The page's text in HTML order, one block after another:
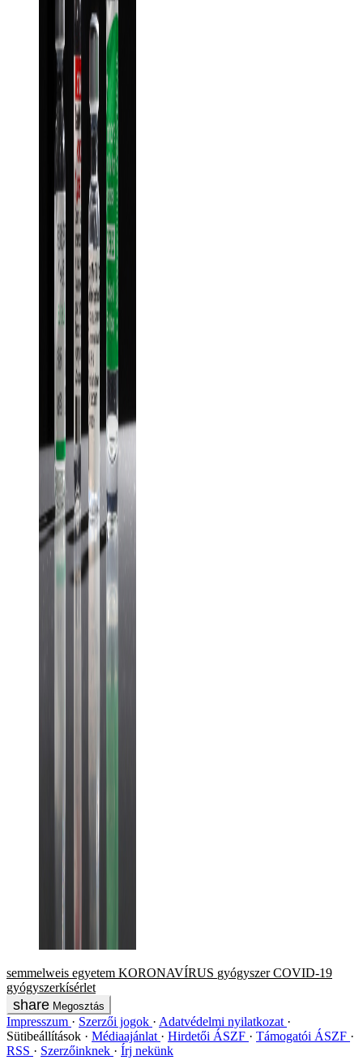
semmelweis egyetem KORONAVÍRUS gyógyszer COVID-19
gyógyszerkísérlet
Megosztás
Impresszum Szerzői jogok
Adatvédelmi nyilatkozat
Sütibeállítások
Médiaajánlat Hirdetői ÁSZF
Támogatói ÁSZF
RSS
Szerzőinknek Írj nekünk